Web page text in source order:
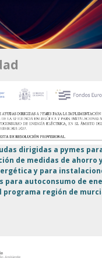
dirigidas a pymes
de medidas de ahorro
y para
para autoconsumo de
programa región de